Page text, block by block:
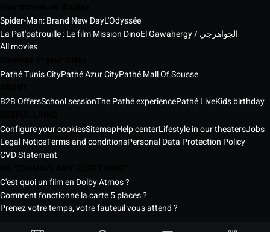
Spider-Man: Brand New DayL'Odyssée
La Pat'patrouille : Le film Mission Dino
El Gawahergy / الجواهرجي
All movies
Pathé Tunis CityPathé Azur CityPathé Mall Of Sousse
B2B OffersSchool sessionThe Pathé experiencePathé LiveKids birthday
Configure your cookiesSitemapHelp centerLifestyle in our theatersJobs
Legal NoticeTerms and conditionsPersonal Data Protection Policy
CVD Statement
C'est quoi un film en Dolby Atmos ?
Comment fonctionne la carte 5 places ?
Prenez votre temps, votre fauteuil vous attend ?